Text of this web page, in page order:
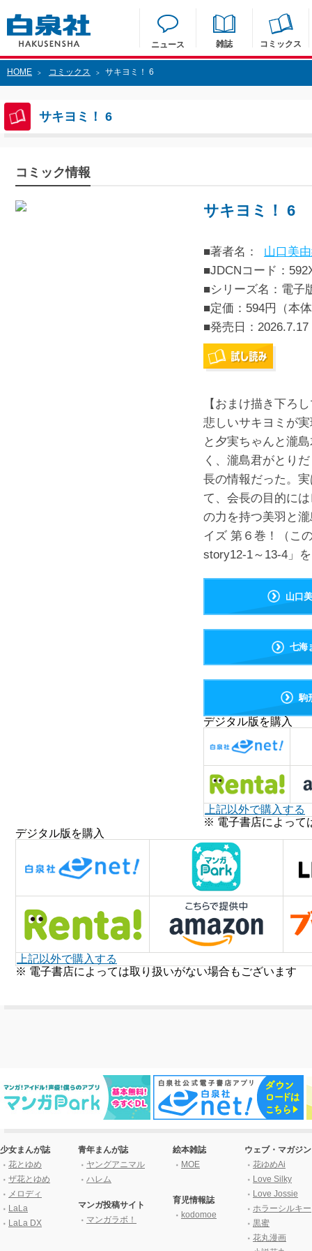
ニュース 雑誌 コミックス
HOME > コミックス > サキヨミ！ 6
サキヨミ！ 6
コミック情報
サキヨミ！ 6
■著者名：
山口美
■JDCNコード：
■シリーズ名：電子
■定価：594円（本
■発売日： 2026.7.17
【おまけ描き下ろ
悲しいサキヨミが
と夕実ちゃんと瀧
く、瀧島君がとり
長の情報だった。
て、会長の目的に
の力を持つ美羽と
イズ 第６巻！（こ
story12-1～13-4」
山口
七海
駒
デジタル版を購入
上記以外で購入する
※ 電子書店によって
デジタル版を購入
上記以外で購入する
※ 電子書店によっては取り扱いがない場合もございます
少女まんが誌
花とゆめ
ザ花とゆめ
メロディ
LaLa
LaLa DX
青年まんが誌
ヤングアニマル
ハレム
マンガ投稿サイト
マンガラボ！
絵本雑誌
MOE
育児情報誌
kodomoe
ウェブ・マガジン
花ゆめAi
Love Silky
Love Jossie
ホラーシルキー
黒蜜
花丸漫画